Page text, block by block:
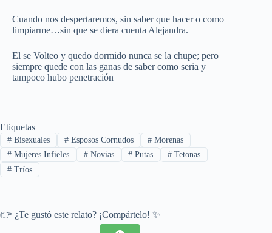
Cuando nos despertaremos, sin saber que hacer o como
limpiarme…sin que se diera cuenta Alejandra.
El se Volteo y quedo dormido nunca se la chupe; pero
siempre quede con las ganas de saber como seria y
tampoco hubo penetración
Etiquetas
#Bisexuales #Esposos Cornudos # Morenas
#Mujeres Infieles #Novias # Putas # Tetonas
#Tríos
👉 ¿Te gustó este relato? ¡Compártelo! ✨